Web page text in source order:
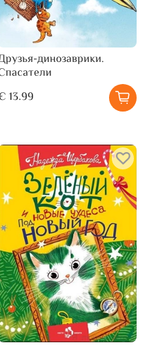
динозаврики.
13.99